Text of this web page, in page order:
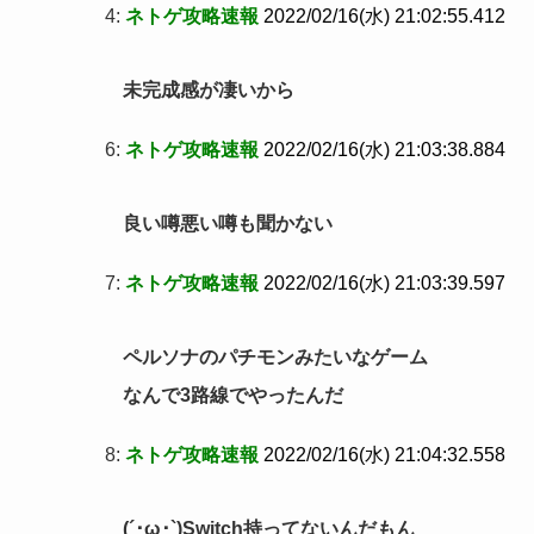
4: ネトゲ攻略速報 2022/02/16(水) 21:02:55.412
未完成感が凄いから
6: ネトゲ攻略速報 2022/02/16(水) 21:03:38.884
良い噂悪い噂も聞かない
7: ネトゲ攻略速報 2022/02/16(水) 21:03:39.597
ペルソナのパチモンみたいなゲーム
なんで3路線でやったんだ
8: ネトゲ攻略速報 2022/02/16(水) 21:04:32.558
(´･ω･`)Switch持ってないんだもん